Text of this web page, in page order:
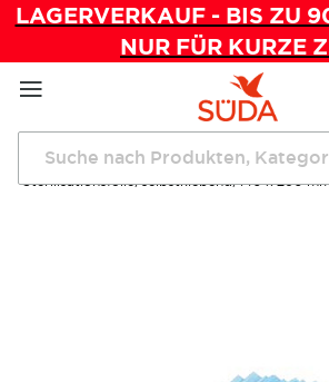
LAGERVERKAUF - BIS ZU
NUR FÜR KURZE
Direkt
zum
Inhalt
Startseite
Praxishygiene
Sterilisationsfolie, selbstklebend, 140 x 260